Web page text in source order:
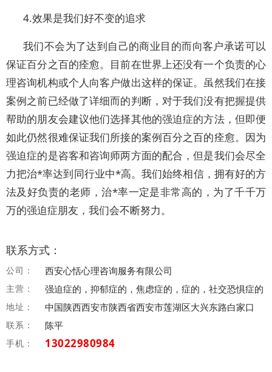
4.效果是我们好不变的追求
我们不会为了达到自己的商业目的而向客户承诺可以
保证百分之百的痊愈。目前在世界上还没有一个负责的心
理咨询机构或个人向客户做出这样的保证。虽然我们在接
案例之前已经做了详细而的判断，对于我们没有把握提供
帮助的朋友会建议他们选择其他的强迫症的方法，但即便
如此仍然很难保证我们所接的案例百分之百的痊愈。因为
强迫症的是咨客和咨询师两方面的配合，但是我们会尽全
力把治*率达到同行业中*高。我们始终相信，拥有好的方
法及好负责的老师，治*率一定是非常高的，为了千千万
万的强迫症朋友，我们会不断努力。
联系方式：
公司： 西安心恬心理咨询服务有限公司
主营： 强迫症的，抑郁症的，焦虑症的，症的，社交恐惧症的
地址： 中国陕西西安市陕西省西安市莲湖区大兴东路白家口
联系： 陈平
手机： 13022980984